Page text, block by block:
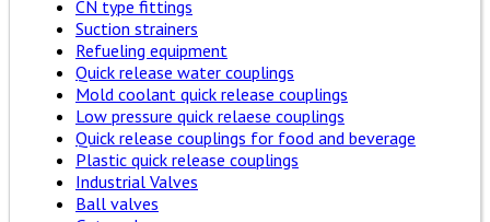
CN type fittings
Suction strainers
Refueling equipment
Quick release water couplings
Mold coolant quick release couplings
Low pressure quick relaese couplings
Quick release couplings for food and beverage
Plastic quick release couplings
Industrial Valves
Ball valves